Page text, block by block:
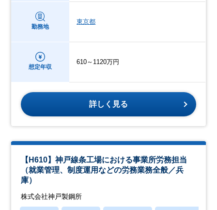
勤務地
東京都
想定年収
610～1120万円
詳しく見る
【H610】神戸線条工場における事業所労務担当
（就業管理、制度運用などの労務業務全般／兵
庫）
株式会社神戸製鋼所